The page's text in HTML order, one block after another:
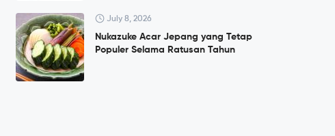
July 8, 2026
Nukazuke Acar Jepang yang Tetap
Populer Selama Ratusan Tahun